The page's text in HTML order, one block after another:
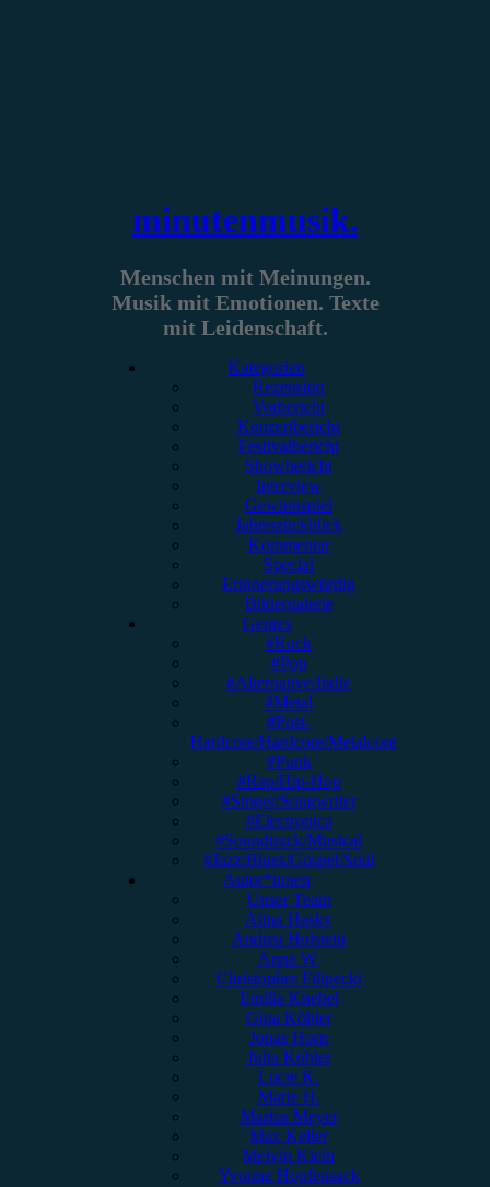
minutenmusik.
Menschen mit Meinungen.
Musik mit Emotionen. Texte
mit Leidenschaft.
Kategorien
Rezension
Vorbericht
Konzertbericht
Festivalbericht
Showbericht
Interview
Gewinnspiel
Jahresrückblick
Kommentar
Special
Erinnerungswürdig
Bildergalerie
Genres
#Rock
#Pop
#Alternative/Indie
#Metal
#Post-
Hardcore/Hardcore/Metalcore
#Punk
#Rap/Hip-Hop
#Singer/Songwriter
#Electronica
#Soundtrack/Musical
#Jazz/Blues/Gospel/Soul
Autor*innen
Unser Team
Alina Hasky
Andrea Holstein
Anna W.
Christopher Filipecki
Emilia Knebel
Gina Köhler
Jonas Horn
Julia Köhler
Lucie K.
Marie H.
Marius Meyer
Max Keller
Melvin Klein
Yvonne Hopfensack